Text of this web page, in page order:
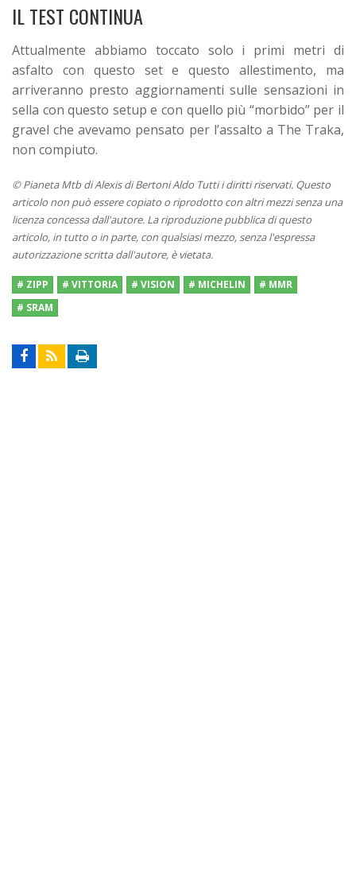
IL TEST CONTINUA
Attualmente abbiamo toccato solo i primi metri di
asfalto con questo set e questo allestimento, ma
arriveranno presto aggiornamenti sulle sensazioni in
sella con questo setup e con quello più “morbido” per il
gravel che avevamo pensato per l’assalto a The Traka,
non compiuto.
© Pianeta Mtb di Alexis di Bertoni Aldo Tutti i diritti riservati. Questo
articolo non può essere copiato o riprodotto con altri mezzi senza una
licenza concessa dall'autore. La riproduzione pubblica di questo
articolo, in tutto o in parte, con qualsiasi mezzo, senza l'espressa
autorizzazione scritta dall'autore, è vietata.
# ZIPP # VITTORIA # VISION # MICHELIN
# MMR
# SRAM